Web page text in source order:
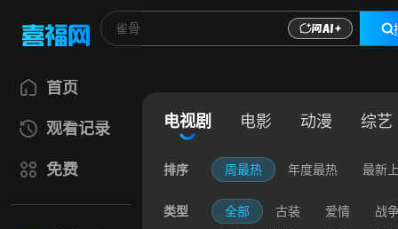
首页
观看记录
免费
电视剧 电影 动漫 综艺
排序 周最热 年度最热 最新
类型 全部 古装 爱情
战